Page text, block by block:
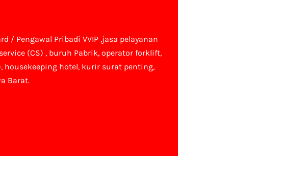
/ Pengawal Pribadi VVIP ,jasa pelayanan
(CS) ,buruh Pabrik, operator forklift,
housekeeping hotel, kurir surat penting,
Barat.